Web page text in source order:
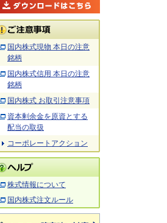
国内株式現物 本日の注意
銘柄
国内株式信用 本日の注意
銘柄
国内株式 お取引注意事項
資本剰余金を原資とする
配当の取扱
コーポレートアクション
株式情報について
国内株式注文ルール